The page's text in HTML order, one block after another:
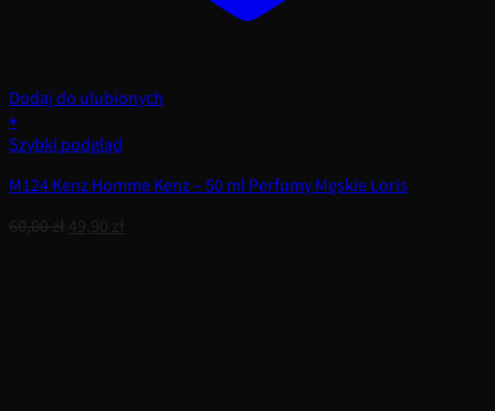
Dodaj do ulubionych
+
Szybki podgląd
M124 Kenz Homme Kenz – 50 ml Perfumy Męskie Loris
60,00zł Pierwotna
49,90 zł